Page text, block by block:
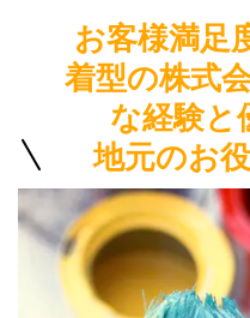
お客様満足
着型の株式
な経験と
地元のお